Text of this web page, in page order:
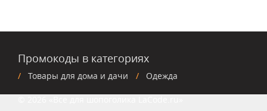
Промокоды в категориях
Товары для дома и дачи Одежда